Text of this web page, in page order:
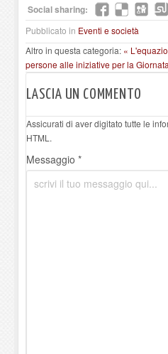
Social sharing:
Pubblicato in Eventi e società
Altro in questa categoria: «
persone alle iniziative per la
LASCIA UN COMMENTO
Assicurati di aver digitato tutte le
HTML.
Messaggio *